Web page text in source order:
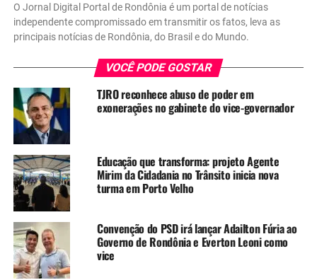
O Jornal Digital Portal de Rondônia é um portal de notícias
independente compromissado em transmitir os fatos, leva as
principais notícias de Rondônia, do Brasil e do Mundo.
VOCÊ PODE GOSTAR
TJRO reconhece abuso de poder em
exonerações no gabinete do vice-governador
Educação que transforma: projeto Agente
Mirim da Cidadania no Trânsito inicia nova
turma em Porto Velho
Convenção do PSD irá lançar Adailton Fúria ao
Governo de Rondônia e Everton Leoni como
vice